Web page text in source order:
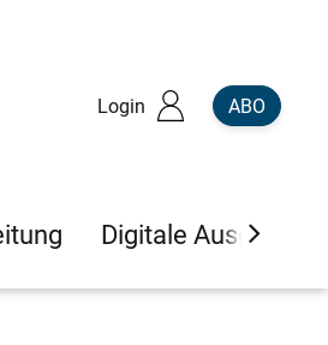
Login ABO
Digitale Ausgaben